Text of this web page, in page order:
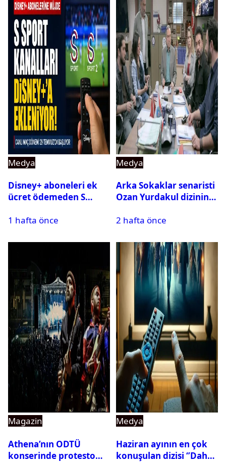
Medya
Disney+ aboneleri ek
ücret ödemeden S
izleyebilecek
1 hafta önce
Medya
Arka Sokaklar senaristi
Ozan Yurdakul dizinin
2 hafta önce
Magazin
Athena’nın ODTÜ
konserinde protesto
Medya
Haziran ayının en çok
konuşulan dizisi ‘’Daha